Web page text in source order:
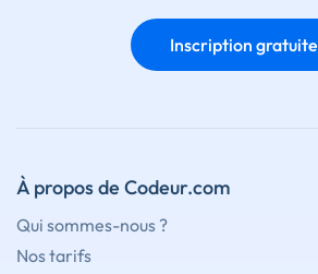
Inscription gratuite
À propos de Codeur.com
Qui sommes-nous ?
Nos tarifs